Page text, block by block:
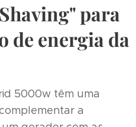
para
de energia da
5000w têm uma
a